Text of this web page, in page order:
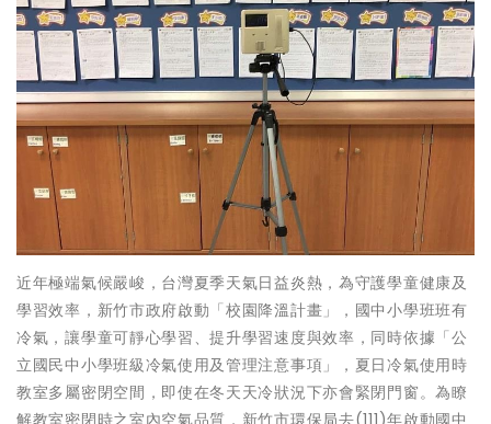
近年極端氣候嚴峻，台灣夏季天氣日益炎熱，為守護學童健康及
學習效率，新竹市政府啟動「校園降溫計畫」，國中小學班班有
冷氣，讓學童可靜心學習、提升學習速度與效率，同時依據「公
立國民中小學班級冷氣使用及管理注意事項」，夏日冷氣使用時
教室多屬密閉空間，即使在冬天天冷狀況下亦會緊閉門窗。為瞭
解教室密閉時之室內空氣品質，新竹市環保局去(111)年啟動國中